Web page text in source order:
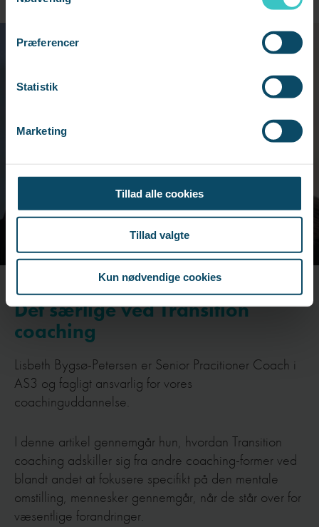
Præferencer
Statistik
Marketing
Tillad alle cookies
Tillad valgte
Kun nødvendige cookies
Det særlige ved Transition
coaching
Lisbeth Bygsø-Petersen er Senior Pracitioner Coach i
AS3 og fagligt ansvarlig for vores
coachinguddannelse.
I denne artikel gennemgår hun, hvordan Transition
coaching adskiller sig fra andre coaching-former ved
blandt andet at fokusere specifikt på den mentale
omstilling, mennesker gennemgår, når de står over for
væsentlige forandringer.